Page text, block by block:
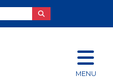
MENU